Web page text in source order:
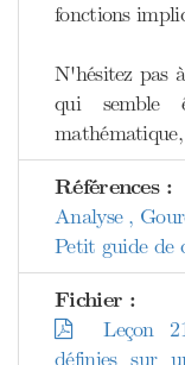
fonctions
N'hésitez pas
qui semble
Références :
Analyse ,
Petit guide de
Fichier :
Leçon
définies sur